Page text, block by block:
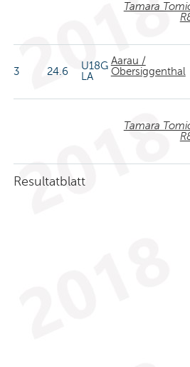
Tamara
3 24.6
U18G
LA
Aarau /
Obersiggenthal
Tamara
Resultatblatt